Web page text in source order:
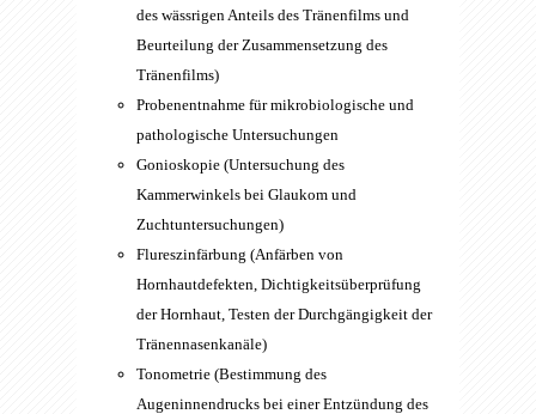
des wässrigen Anteils des Tränenfilms und
Beurteilung der Zusammensetzung des
Tränenfilms)
Probenentnahme für mikrobiologische und
pathologische Untersuchungen
Gonioskopie (Untersuchung des
Kammerwinkels bei Glaukom und
Zuchtuntersuchungen)
Flureszinfärbung (Anfärben von
Hornhautdefekten, Dichtigkeitsüberprüfung
der Hornhaut, Testen der Durchgängigkeit der
Tränennasenkanäle)
Tonometrie (Bestimmung des
Augeninnendrucks bei einer Entzündung des